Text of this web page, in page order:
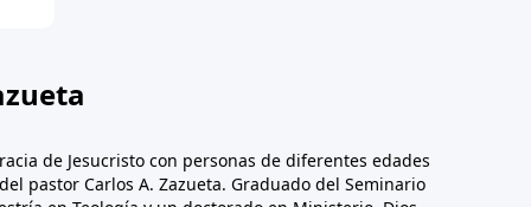
de Jesucristo con personas de diferentes edades
pastor Carlos A. Zazueta. Graduado del Seminario